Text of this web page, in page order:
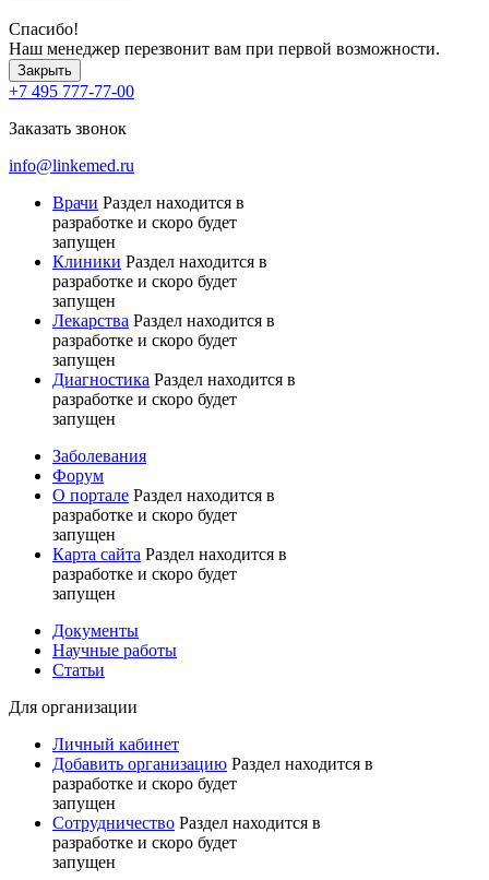
Спасибо!
Наш менеджер перезвонит вам при первой возможности.
Закрыть
+7 495 777-77-00
Заказать звонок
info@linkemed.ru
Врачи Раздел находится в
разработке и скоро будет
запущен
Клиники Раздел находится в
разработке и скоро будет
запущен
Лекарства Раздел находится в
разработке и скоро будет
запущен
Диагностика Раздел находится в
разработке и скоро будет
запущен
Заболевания
Форум
О портале Раздел находится в
разработке и скоро будет
запущен
Карта сайта Раздел находится в
разработке и скоро будет
запущен
Документы
Научные работы
Статьи
Для организации
Личный кабинет
Добавить организацию Раздел находится в
разработке и скоро будет
запущен
Сотрудничество Раздел находится в
разработке и скоро будет
запущен